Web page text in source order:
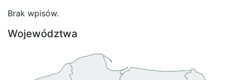
Brak wpisów.
Województwa